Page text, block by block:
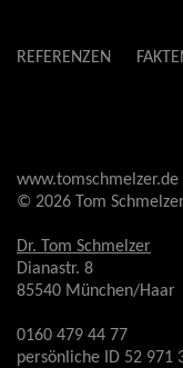
REFERENZEN
www.tomschmelzer.de
© 2026 Tom
Dr. Tom Schmelzer
Dianastr. 8
85540 München/Haar
0160 479 44 77
persönliche ID 52 971